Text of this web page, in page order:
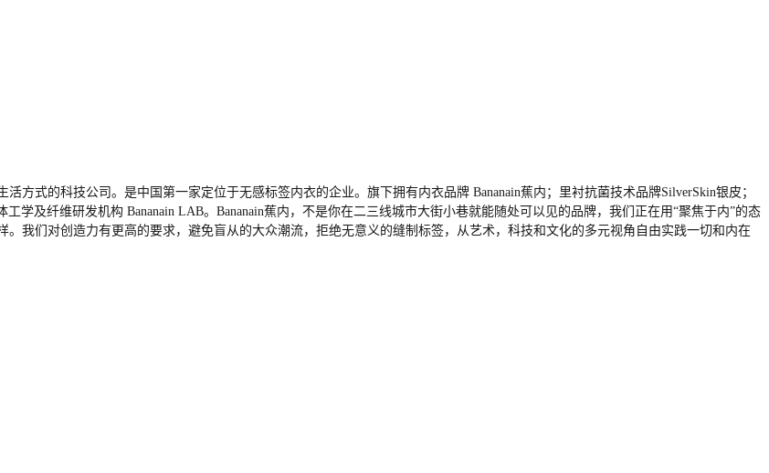
方式的科技公司。是中国第一家定位于无感标签内衣的企业。旗下拥有内衣品牌 Bananain蕉内；里衬抗菌技术品牌SilverSkin银皮；
学及纤维研发机构 Bananain LAB。Bananain蕉内，不是你在二三线城市大街小巷就能随处可以见的品牌，我们正在用“聚焦于内”的态
我们对创造力有更高的要求，避免盲从的大众潮流，拒绝无意义的缝制标签，从艺术，科技和文化的多元视角自由实践一切和内在